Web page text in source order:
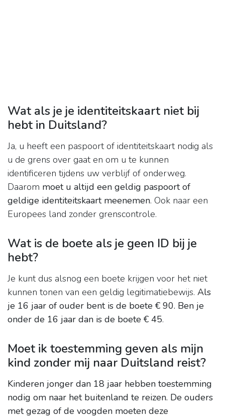
Wat als je je identiteitskaart niet bij
hebt in Duitsland?
Ja, u heeft een paspoort of identiteitskaart nodig als
u de grens over gaat en om u te kunnen
identificeren tijdens uw verblijf of onderweg.
Daarom moet u altijd een geldig paspoort of
geldige identiteitskaart meenemen. Ook naar een
Europees land zonder grenscontrole.
Wat is de boete als je geen ID bij je
hebt?
Je kunt dus alsnog een boete krijgen voor het niet
kunnen tonen van een geldig legitimatiebewijs. Als
je 16 jaar of ouder bent is de boete € 90. Ben je
onder de 16 jaar dan is de boete € 45.
Moet ik toestemming geven als mijn
kind zonder mij naar Duitsland reist?
Kinderen jonger dan 18 jaar hebben toestemming
nodig om naar het buitenland te reizen. De ouders
met gezag of de voogden moeten deze